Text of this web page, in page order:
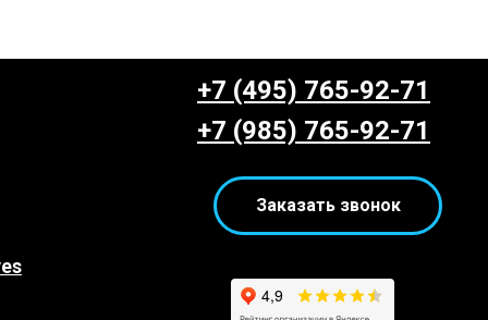
+7 (495) 765-92-71
+7 (985) 765-92-71
Заказать звонок